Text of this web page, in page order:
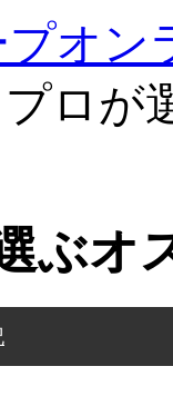
オン
ロが
ぶオ